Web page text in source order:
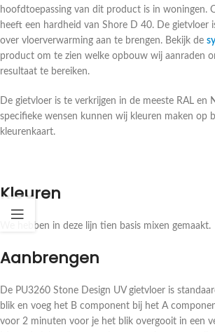
hoofdtoepassing van dit product is in woningen.
heeft een hardheid van Shore D 40. De gietvloer
over vloerverwarming aan te brengen. Bekijk de
product om te zien welke opbouw wij aanraden
resultaat te bereiken.
De gietvloer is te verkrijgen in de meeste RAL en
specifieke wensen kunnen wij kleuren maken op
kleurenkaart.
Kleuren
We hebben in deze lijn tien basis mixen gemaakt.
Aanbrengen
De PU3260 Stone Design UV gietvloer is
blik en voeg het B component bij het A
voor 2 minuten voor je het blik overgooit in een